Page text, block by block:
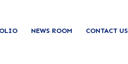
NEWS ROOM CONTACT US